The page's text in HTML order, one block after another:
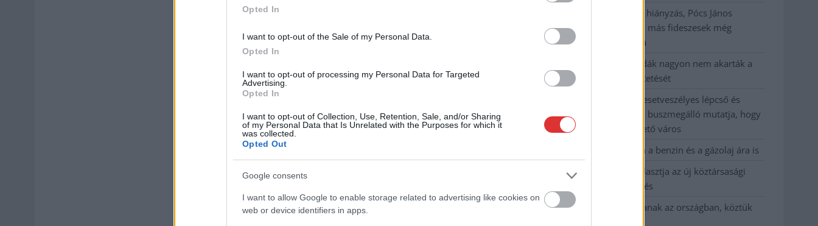
Opted In
I want to opt-out of the Sale of my Personal Data.
Opted In
I want to opt-out of processing my Personal Data for Targeted
Advertising.
Opted In
I want to opt-out of Collection, Use, Retention, Sale, and/or Sharing
of my Personal Data that Is Unrelated with the Purposes for which it
was collected.
Opted Out
Google consents
I want to allow Google to enable storage related to advertising like cookies on
web or device identifiers in apps.
Sok volt az igazolatlan hiányzás, Pócs János
fizetéslevonást kapott, más fideszesek még
kevesebbet vittek haza
A Szolnok megyei gazdák nagyon nem akarták a
JÉGER további üzemeltetését
Csendélet 5.0: alig balesetveszélyes lépcső és
remek állapotban levő buszmegálló mutatja, hogy
Szolnok mennyire élhető város
Pénteken újra csökken a benzin és a gázolaj ára is
Napokon belül megválasztja az új köztársasági
elnököt az Országgyűlés
Kiterjedt tüzek pusztítanak az országban, köztük